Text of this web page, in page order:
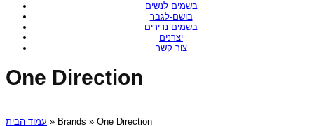
בשמים לנשים
בושם-לגבר
בשמים נדירים
יצרנים
צור קשר
One Direction
עמוד הבית » Brands » One Direction